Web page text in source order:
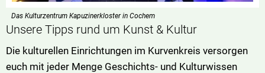
Das Kulturzentrum Kapuzinerkloster in Cochem
Unsere Tipps rund um Kunst & Kultur
Die kulturellen Einrichtungen im Kurvenkreis versorgen
euch mit jeder Menge Geschichts- und Kulturwissen